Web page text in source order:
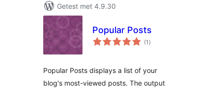
Getest met 4.9.30
Popular Posts
(1 totaal
waarderingen
)
Popular Posts displays a list of your
blog's most-viewed posts. The output